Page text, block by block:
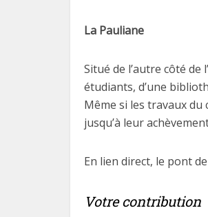
La Pauliane
Situé de l’autre côté de
étudiants, d’une
Même si les travaux
jusqu’à leur
En lien direct, le pont
Votre contribution